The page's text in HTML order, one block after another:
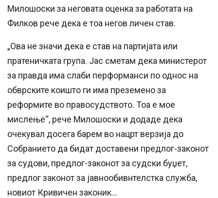
Милошоски за неговата оценка за работата на
Филков рече дека е тоа негов личен став.
„Ова не значи дека е став на партијата или
пратеничката група. Јас сметам дека министерот
за правда има слаби перформанси по однос на
обврските коишто ги има преземено за
реформите во правосудството. Тоа е мое
мислење“, рече Милошоски и додаде дека
очекувал досега барем во нацрт верзија до
Собранието да бидат доставени предлог-законот
за судови, предлог-законот за судски буџет,
предлог законот за јавнообивнтелстка служба,
новиот Кривичен законик…